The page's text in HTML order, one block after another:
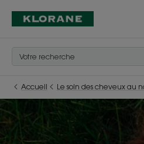
Accueil Le soin des cheveux au